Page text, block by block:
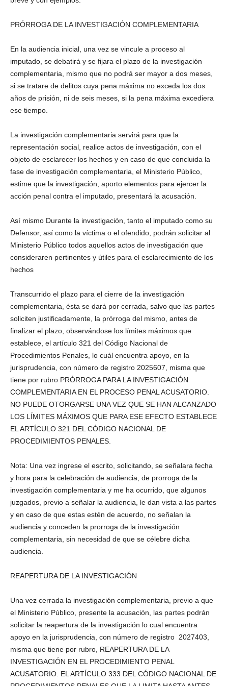
PRÓRROGA DE LA INVESTIGACIÓN COMPLEMENTARIA
En la audiencia inicial, una vez se vincule a proceso al
imputado, se debatirá y se fijara el plazo de la investigación
complementaria, mismo que no podrá ser mayor a dos meses,
si se tratare de delitos cuya pena máxima no exceda los dos
años de prisión, ni de seis meses, si la pena máxima excediera
ese tiempo.
La investigación complementaria servirá para que la
representación social, realice actos de investigación, con el
objeto de esclarecer los hechos y en caso de que concluida la
fase de investigación complementaria, el Ministerio Público,
estime que la investigación, aporto elementos para ejercer la
acción penal contra el imputado, presentará la acusación.
Así mismo Durante la investigación, tanto el imputado como su
Defensor, así como la víctima o el ofendido, podrán solicitar al
Ministerio Público todos aquellos actos de investigación que
consideraren pertinentes y útiles para el esclarecimiento de los
hechos
Transcurrido el plazo para el cierre de la investigación
complementaria, ésta se dará por cerrada, salvo que las partes
soliciten justificadamente, la prórroga del mismo, antes de
finalizar el plazo, observándose los límites máximos que
establece, el artículo 321 del Código Nacional de
Procedimientos Penales, lo cuál encuentra apoyo, en la
jurisprudencia, con número de registro 2025607, misma que
tiene por rubro PRÓRROGA PARA LA INVESTIGACIÓN
COMPLEMENTARIA EN EL PROCESO PENAL ACUSATORIO.
NO PUEDE OTORGARSE UNA VEZ QUE SE HAN ALCANZADO
LOS LÍMITES MÁXIMOS QUE PARA ESE EFECTO ESTABLECE
EL ARTÍCULO 321 DEL CÓDIGO NACIONAL DE
PROCEDIMIENTOS PENALES.
Nota: Una vez ingrese el escrito, solicitando, se señalara fecha
y hora para la celebración de audiencia, de prorroga de la
investigación complementaria y me ha ocurrido, que algunos
juzgados, previo a señalar la audiencia, le dan vista a las partes
y en caso de que estas estén de acuerdo, no señalan la
audiencia y conceden la prorroga de la investigación
complementaria, sin necesidad de que se célebre dicha
audiencia.
REAPERTURA DE LA INVESTIGACIÓN
Una vez cerrada la investigación complementaria, previo a que
el Ministerio Público, presente la acusación, las partes podrán
solicitar la reapertura de la investigación lo cual encuentra
apoyo en la jurisprudencia, con número de registro 2027403,
misma que tiene por rubro, REAPERTURA DE LA
INVESTIGACIÓN EN EL PROCEDIMIENTO PENAL
ACUSATORIO. EL ARTÍCULO 333 DEL CÓDIGO NACIONAL DE